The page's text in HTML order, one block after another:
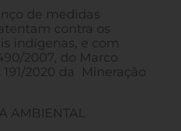
de medidas
contra os
indígenas, e com
2007, do Marco
2020 da Mineração
AMBIENTAL